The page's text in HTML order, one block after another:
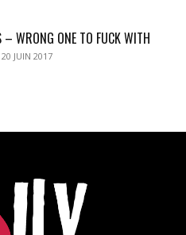
– WRONG ONE TO FUCK WITH
20 JUIN 2017